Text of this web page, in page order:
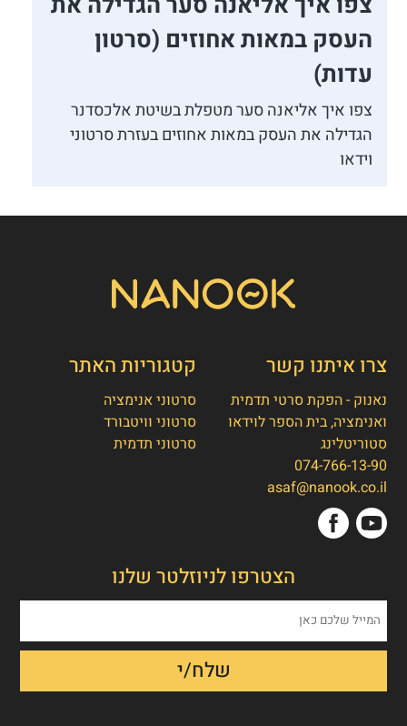
העסק במאות אחוזים (סרטון
עדות)
צפו איך אליאנה סער מטפלת בשיטת אלכסדנר
הגדילה את העסק במאות אחוזים בעזרת סרטוני
וידאו
צרו איתנו קשר
נאנוק - הפקת סרטי תדמית
ואנימציה, בית הספר לוידאו
סטוריטלינג
074-766-13-90
asaf@nanook.co.il
קטגוריות האתר
סרטוני אנימציה
סרטוני וויטבורד
סרטוני תדמית
הצטרפו לניוזלטר שלנו
לאתר שלנו!
איך אפשר לעזור לכם היום?
1. הפקת סרט תדמית/אנימציה
2. הטוסטר חבילת סרטוני טסטמוניאלס -